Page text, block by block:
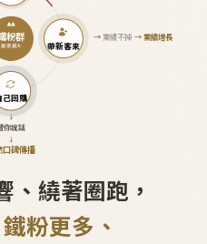
粉群
越滾越大 帶新客來
→業績不掉 →業績增長
己回購
↓
你說話
↓
口碑傳播
、繞著圈跑，
粉更多、